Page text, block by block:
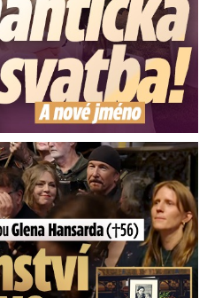
Hansarda (†56)